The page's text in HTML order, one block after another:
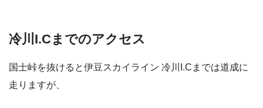
冷川I.Cまでのアクセス
国士峠を抜けると伊豆スカイライン 冷川I.Cまでは道成に
走りますが、